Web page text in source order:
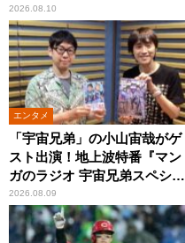
2026.08.10
エンタメ
「宇宙兄弟」の小山宙哉がゲ
スト出演！地上波特番『マン
ガのラジオ 宇宙兄弟スペシャ
ル 』
2026.08.09